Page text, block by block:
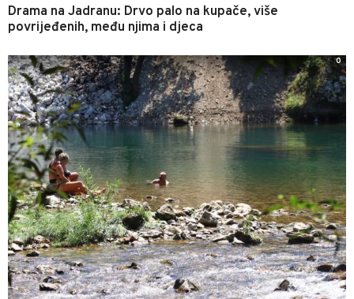
Drama na Jadranu: Drvo palo na kupače, više
povrijeđenih, među njima i djeca
0